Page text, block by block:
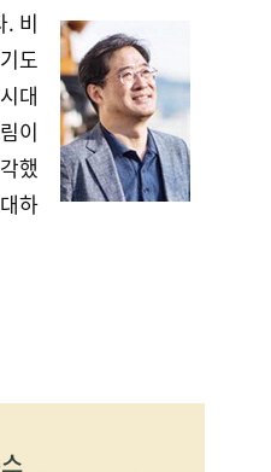
. 비
도
대
이
했
하